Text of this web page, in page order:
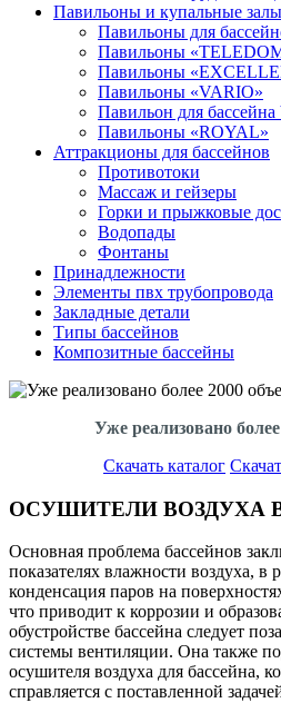
Павильоны и купальные залы
Павильоны для
Павильоны
Павильоны
Павильоны «VARIO»
Павильон для бассейна
Павильоны «ROYAL»
Аттракционы для бассейнов
Противотоки
Массаж и гейзеры
Горки и прыжковые
Водопады
Фонтаны
Принадлежности
Элементы пвх трубопровода
Закладные детали
Типы бассейнов
Композитные бассейны
Уже реализовано
Скачать каталог
ОСУШИТЕЛИ ВОЗДУХА
Основная проблема бассейнов
показателях влажности воздуха, в
конденсация паров на
что приводит к коррозии и
обустройстве бассейна следует
системы вентиляции. Она также
осушителя воздуха для бассейна,
справляется с поставленной